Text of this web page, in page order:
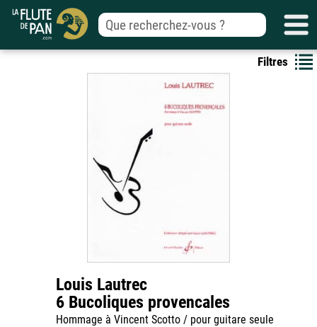
Filtres
Louis Lautrec
6 Bucoliques provencales
Hommage à Vincent Scotto / pour guitare seule